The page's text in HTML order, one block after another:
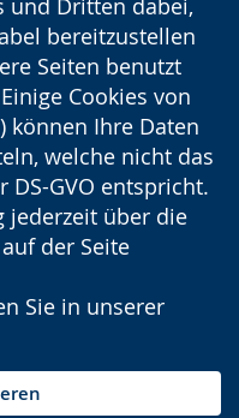
und Dritten dabei,
bereitzustellen
Seiten benutzt
Cookies von
können Ihre Daten
welche nicht das
DS-GVO entspricht.
jederzeit über die
der Seite
Sie in unserer